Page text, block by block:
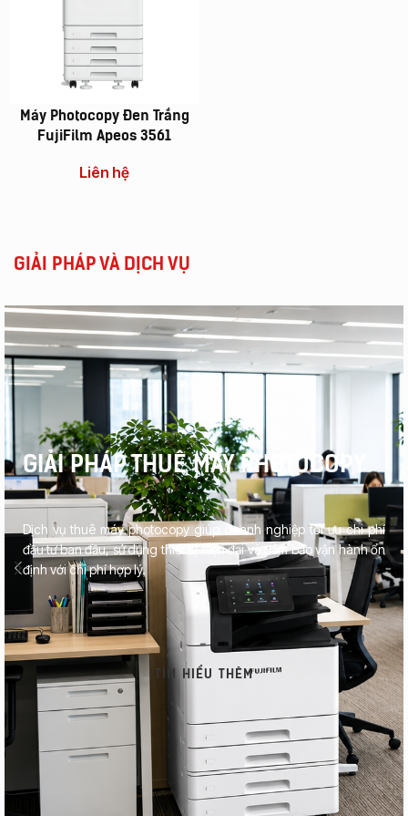
Vì Sao Nên Đầu Tư
Một Chiếc Máy
Photocopy Đa
Chức Năng ?
Máy Photocopy Đen Trắng
FujiFilm Apeos 3561
Liên hệ
GIẢI PHÁP VÀ DỊCH VỤ
GIẢI PHÁP THUÊ MÁY PHOTOCOPY
Dịch vụ thuê máy photocopy giúp doanh nghiệp tối ưu chi phí
đầu tư ban đầu, sử dụng thiết bị hiện đại và đảm bảo vận hành ổn
định với chi phí hợp lý.
TÌM HIỂU THÊM